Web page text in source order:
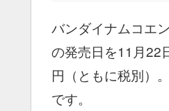
バンダイナムコエ
の発売日を11月22
円（ともに税別）
です。